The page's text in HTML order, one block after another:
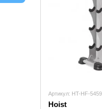
Артикул: HT-HF-
Hoist